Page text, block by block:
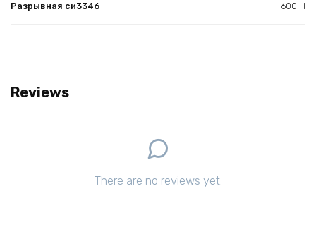
Разрывная си3346 600 Н
Reviews
There are no reviews yet.